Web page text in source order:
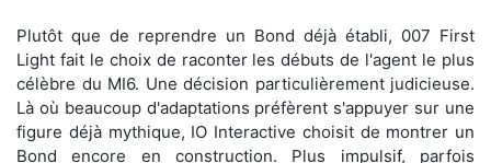
Plutôt que de reprendre un Bond déjà établi, 007 First
Light fait le choix de raconter les débuts de l'agent le plus
célèbre du MI6. Une décision particulièrement judicieuse.
Là où beaucoup d'adaptations préfèrent s'appuyer sur une
figure déjà mythique, IO Interactive choisit de montrer un
Bond encore en construction. Plus impulsif, parfois